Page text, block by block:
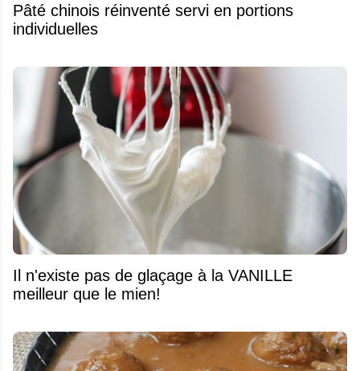
Pâté chinois réinventé servi en portions
individuelles
Il n'existe pas de glaçage à la VANILLE
meilleur que le mien!